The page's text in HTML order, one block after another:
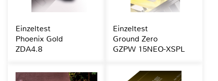
Einzeltest
Phoenix Gold
ZDA4.8
Einzeltest
Ground Zero
GZPW 15NEO-XSPL